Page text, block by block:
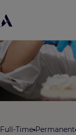
Full-Time Permanent